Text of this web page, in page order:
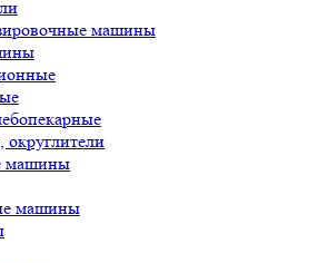
машины
округлители
машины
машины